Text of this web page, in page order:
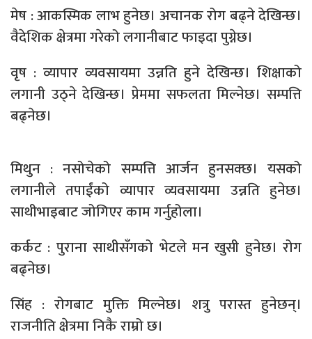
मेष : आकस्मिक लाभ हुनेछ। अचानक रोग बढ्ने देखिन्छ।
वैदेशिक क्षेत्रमा गरेको लगानीबाट फाइदा पुग्नेछ।
वृष : व्यापार व्यवसायमा उन्नति हुने देखिन्छ। शिक्षाको
लगानी उठ्ने देखिन्छ। प्रेममा सफलता मिल्नेछ। सम्पत्ति
बढ्नेछ।
मिथुन : नसोचेको सम्पत्ति आर्जन हुनसक्छ। यसको
लगानीले तपाईंको व्यापार व्यवसायमा उन्नति हुनेछ।
साथीभाइबाट जोगिएर काम गर्नुहोला।
कर्कट : पुराना साथीसँगको भेटले मन खुसी हुनेछ। रोग
बढ्नेछ।
सिंह : रोगबाट मुक्ति मिल्नेछ। शत्रु परास्त हुनेछन्।
राजनीति क्षेत्रमा निकै राम्रो छ।